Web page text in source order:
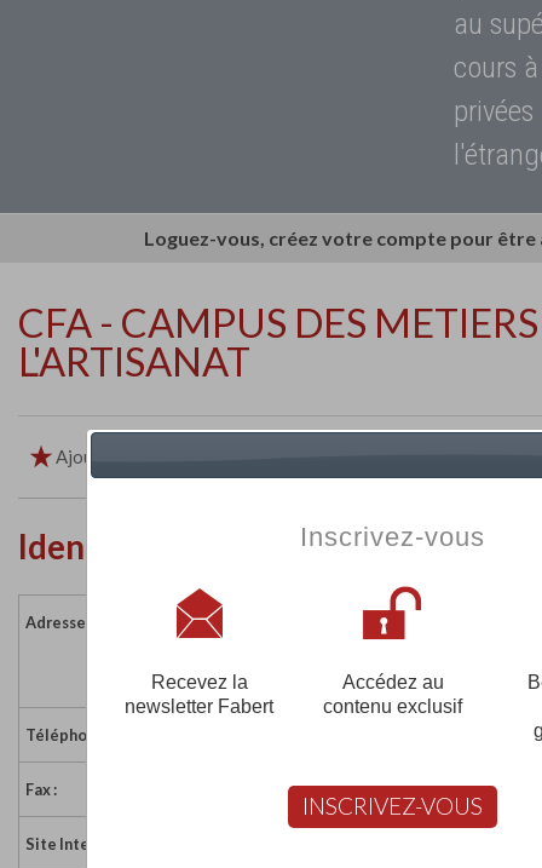
au
cours
Loguez-vous, créez votre compte pour
CFA - CAMPUS DES
L'ARTISANAT
Ajouter aux favoris
Identité de l'établissement
Adresse :
1-2 rue Philippe Lebon - ZI N°2
France
Téléphone :
Fax : 02 47 80 07 55
Site Internet :
Inscrivez-vous
Recevez la
newsletter Fabert
Accédez au
contenu exclusif
INSCRIVEZ-VOUS